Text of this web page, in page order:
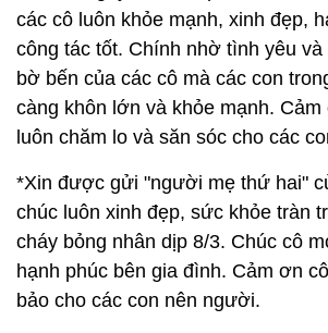
các cô luôn khỏe mạnh, xinh đẹp,
công tác tốt. Chính nhờ tình yêu
bờ bến của các cô mà các con
càng khôn lớn và khỏe mạnh.
luôn chăm lo và săn sóc cho các
*Xin được gửi "người mẹ thứ hai"
chúc luôn xinh đẹp, sức khỏe tràn
cháy bỏng nhân dịp 8/3. Chúc cô
hạnh phúc bên gia đình. Cảm ơn
bảo cho các con nên người.